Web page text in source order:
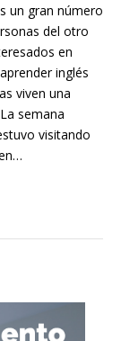
un gran número
del otro
en
inglés
viven una
semana
visitando